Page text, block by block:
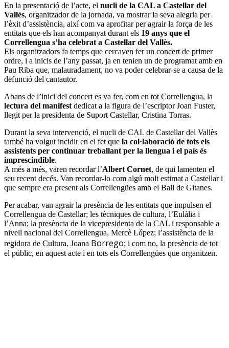
En la presentació de l’acte, el nucli de la CAL a Castellar del
Vallès, organitzador de la jornada, va mostrar la seva alegria per
l’èxit d’assistència, així com va aprofitar per agrair la força de les
entitats que els han acompanyat durant els 19 anys que el
Correllengua s’ha celebrat a Castellar del Vallès.
Els organitzadors fa temps que cercaven fer un concert de primer
ordre, i a inicis de l’any passat, ja en tenien un de programat amb en
Pau Riba que, malauradament, no va poder celebrar-se a causa de la
defunció del cantautor.
Abans de l’inici del concert es va fer, com en tot Correllengua, la
lectura del manifest dedicat a la figura de l’escriptor Joan Fuster,
llegit per la presidenta de Suport Castellar, Cristina Torras.
Durant la seva intervenció, el nucli de CAL de Castellar del Vallès
també ha volgut incidir en el fet que la col·laboració de tots els
assistents per continuar treballant per la llengua i el país és
imprescindible.
A més a més, varen recordar l’Albert Cornet, de qui lamenten el
seu recent decés. Van recordar-lo com algú molt estimat a Castellar i
que sempre era present als Correllengües amb el Ball de Gitanes.
Per acabar, van agrair la presència de les entitats que impulsen el
Correllengua de Castellar; les tècniques de cultura, l’Eulàlia i
l’Anna; la presència de la vicepresidenta de la CAL i responsable a
nivell nacional del Correllengua, Mercè López; l’assistència de la
regidora de Cultura, Joana Borrego; i com no, la presència de tot
el públic, en aquest acte i en tots els Correllengües que organitzen.